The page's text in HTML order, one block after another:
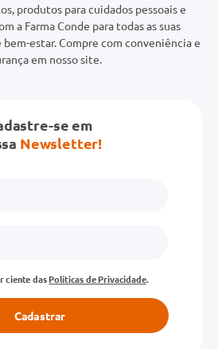
produtos para cuidados pessoais e
a Farma Conde para todas as suas
bem-estar. Compre com conveniência e
em nosso site.
se em
Newsletter!
ciente dasPolíticas de Privacidade.
Cadastrar